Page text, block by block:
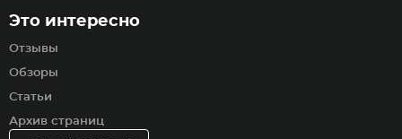
Это интересно
Отзывы
Обзоры
Статьи
Архив страниц